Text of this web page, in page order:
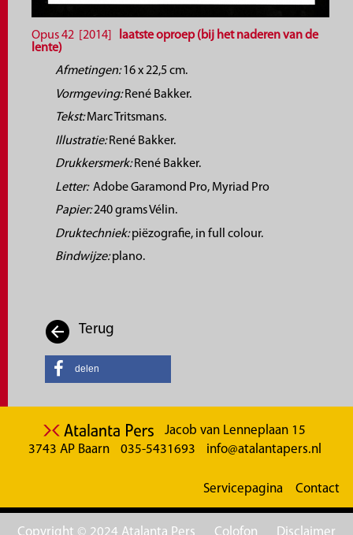
Opus 42 [2014]
laatste oproep (bij het naderen van de
lente)
Afmetingen:16 x 22,5 cm.
Vormgeving:René Bakker.
Tekst:Marc Tritsmans.
Illustratie:René Bakker.
Drukkersmerk:René Bakker.
Letter:Adobe Garamond Pro, Myriad Pro
Papier:240 grams Vélin.
Druktechniek:piëzografie, in full colour.
Bindwijze:plano.
Terug
delen
Jacob van Lenneplaan 15
3743 AP Baarn
035-5431693 info@atalantapers.nl
Servicepagina Contact
Copyright © 2024 Atalanta Pers Colofon Disclaimer